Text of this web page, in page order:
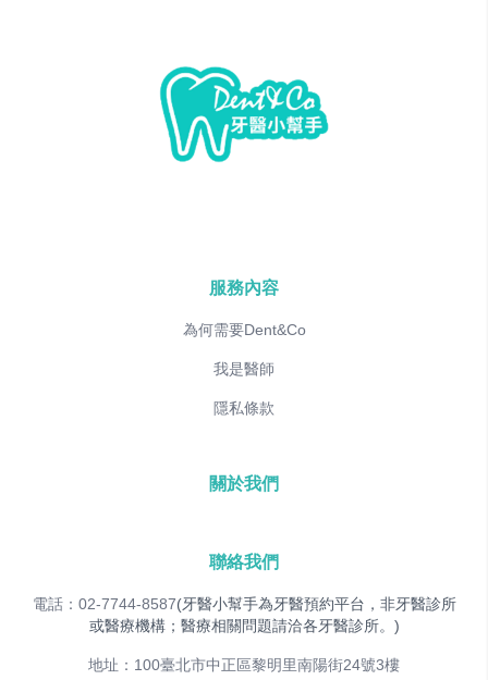
服務內容
為何需要Dent&Co
我是醫師
隱私條款
關於我們
聯絡我們
電話：02-7744-8587(牙醫小幫手為牙醫預約平台，非牙醫診所
或醫療機構；醫療相關問題請洽各牙醫診所。)
地址：100臺北市中正區黎明里南陽街24號3樓